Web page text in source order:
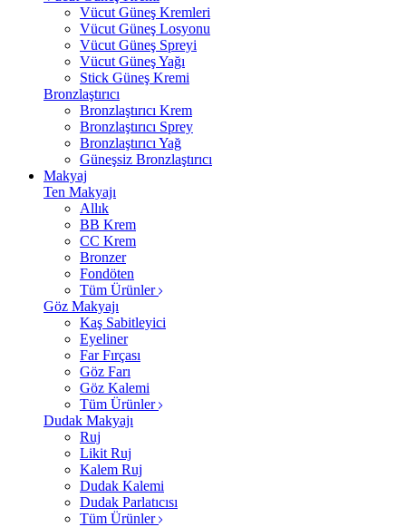
Vücut Güneş Kremleri
Vücut Güneş Losyonu
Vücut Güneş Spreyi
Vücut Güneş Yağı
Stick Güneş Kremi
Bronzlaştırıcı
Bronzlaştırıcı Krem
Bronzlaştırıcı Sprey
Bronzlaştırıcı Yağ
Güneşsiz Bronzlaştırıcı
Makyaj
Ten Makyajı
Allık
BB Krem
CC Krem
Bronzer
Fondöten
Tüm Ürünler
Göz Makyajı
Kaş Sabitleyici
Eyeliner
Far Fırçası
Göz Farı
Göz Kalemi
Tüm Ürünler
Dudak Makyajı
Ruj
Likit Ruj
Kalem Ruj
Dudak Kalemi
Dudak Parlatıcısı
Tüm Ürünler